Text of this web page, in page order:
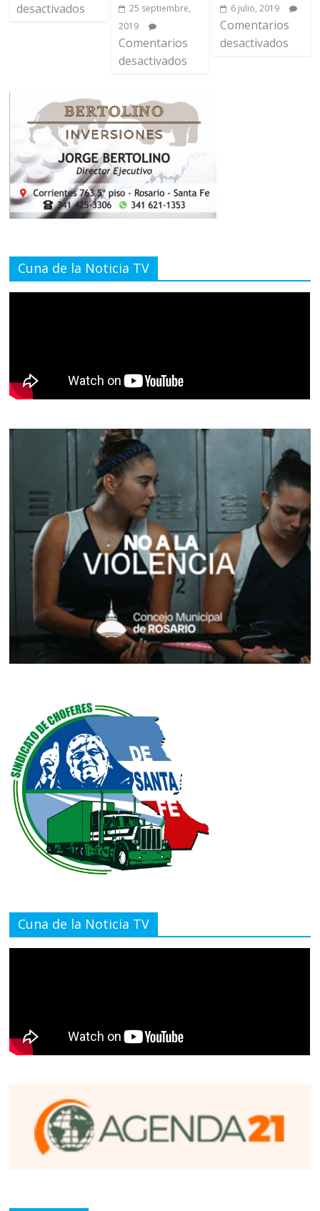
desactivados
25 septiembre,
2019
Comentarios
desactivados
6 julio, 2019
Comentarios
desactivados
Cuna de la Noticia TV
Cuna de la Noticia TV